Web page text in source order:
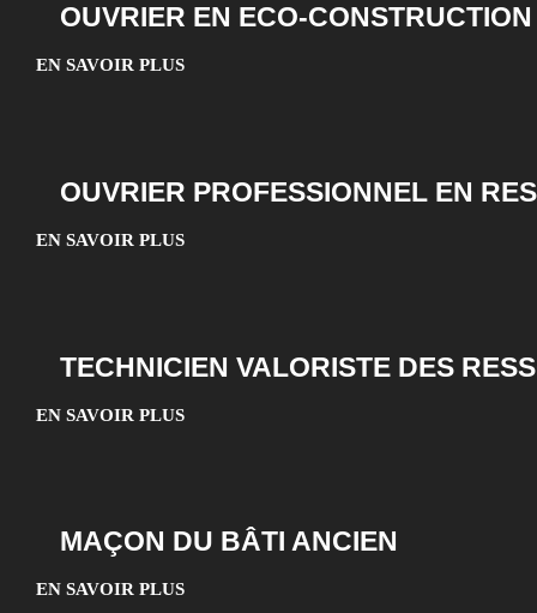
OUVRIER EN ECO-CONSTRUCTION
EN SAVOIR PLUS
OUVRIER PROFESSIONNEL EN
EN SAVOIR PLUS
TECHNICIEN VALORISTE DES
EN SAVOIR PLUS
MAÇON DU BÂTI ANCIEN
EN SAVOIR PLUS